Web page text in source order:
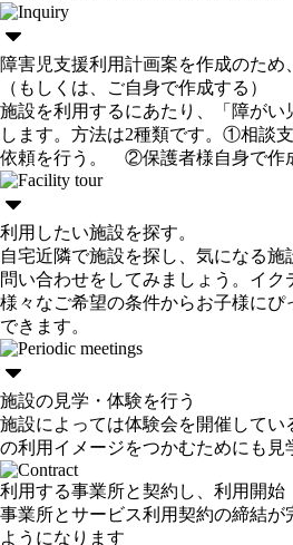
障害児支援利用計画案を作成のため
（もしくは、ご自身で作成する）
施設を利用するにあたり、「障が
します。方法は2種類です。①相談
依頼を行う。 ②保護者様自身で作
利用したい施設を探す。
自宅近隣で施設を探し、気になる施
問い合わせをしてみましょう。イク
様々なご希望の条件からお子様に
できます。
施設の見学・体験を行う
施設によっては体験会を開催して
の利用イメージをつかむためにも見
利用する事業所と契約し、利用開始
事業所とサービス利用契約の締結が
ようになります